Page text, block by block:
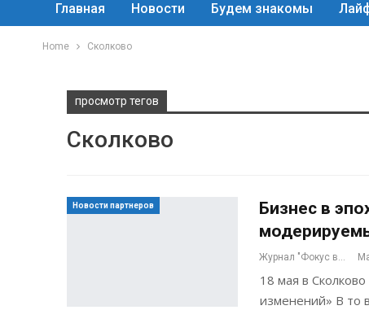
Главная Новости Будем знакомы
Home Сколково
просмотр тегов
Сколково
Новости партнеров
Бизнес в
Журнал "Фокус внимания"
18 мая в
изменений» В то